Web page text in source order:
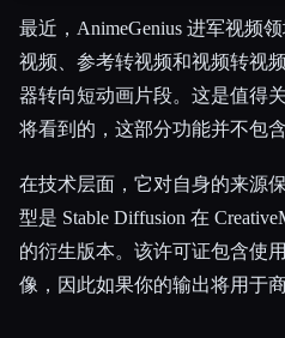
最近，AnimeGenius 进军视
视频、参考转视频和视频转
器转向短动画片段。这是值得
将看到的，这部分功能并不包
在技术层面，它对自身的来源
型是 Stable Diffusion 在
的衍生版本。该许可证包含使
像，因此如果你的输出将用于